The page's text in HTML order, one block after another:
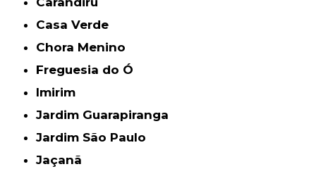
Casa Verde
Chora Menino
Freguesia do Ó
Imirim
Jardim Guarapiranga
Jardim São Paulo
Jaçanã